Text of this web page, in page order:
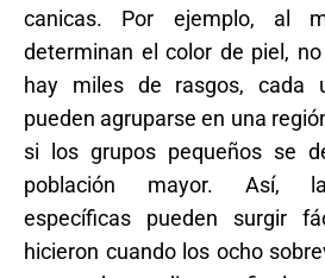
canicas. Por ejemplo, al
determinan el color de piel,
hay miles de rasgos, cada
pueden agruparse en una
si los grupos pequeños se
población mayor. Así,
específicas pueden surgir
hicieron cuando los ocho